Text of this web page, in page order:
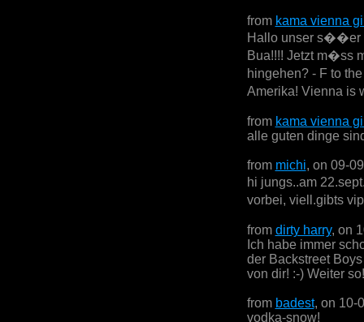
from kama vienna
Hallo unser s��er
Bua!!!! Jetzt m�ss
hingehen? - F to
Amerika! Vienna is
from kama vienna
alle guten dinge
from michi, on 09-
hi jungs..am
vorbei, viell.gibts
from dirty harry, on
Ich habe immer
der Backstreet
von dir! :-) Weiter
from badest, on 10-
vodka-snow!